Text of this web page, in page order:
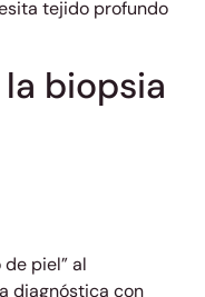
tejido profundo
biopsia
piel” al
diagnóstica con